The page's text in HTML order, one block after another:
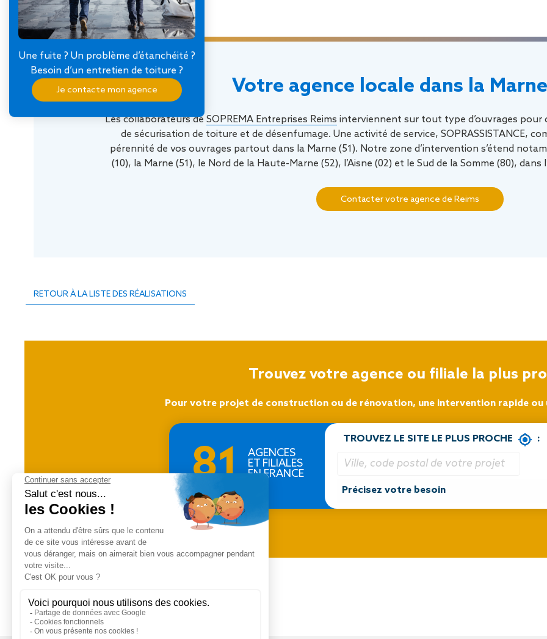
Votre agence locale dans la
Les collaborateurs deSOPREMA Entreprises Reims interviennent sur tout type d’ouvrages pour
de sécurisation de toiture et de désenfumage. Une activité de service, SOPRASSISTANCE,
pérennité de vos ouvrages partout dans la Marne (51). Notre zone d’intervention s’étend
(10), la Marne (51), le Nord de la Haute-Marne (52), l’Aisne (02) et le Sud de la Somme (80),
Contacter votre agence de Reims
RETOUR À LA LISTE DES RÉALISATIONS
Trouvez votre agence ou filiale la plus
Pour votre projet de construction ou de rénovation, une intervention rapide
81
AGENCES
ET FILIALES
EN FRANCE
TROUVEZ LE SITE LE PLUS PROCHE :
Une fuite ? Un problème d’étanchéité ?
Besoin d’un entretien de toiture ?
Je contacte mon agence